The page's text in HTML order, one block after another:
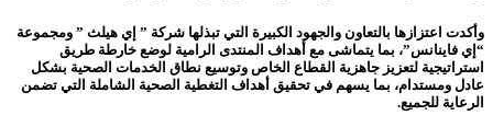
وأكدت اعتزازها بالتعاون والجهود الكبيرة التي تبذلها شركة ” إي هيلث ” ومجموعة
“إي فاينانس”، بما يتماشى مع أهداف المنتدى الرامية لوضع خارطة طريق
استراتيجية لتعزيز جاهزية القطاع الخاص وتوسيع نطاق الخدمات الصحية بشكل
عادل ومستدام، بما يسهم في تحقيق أهداف التغطية الصحية الشاملة التي تضمن
الرعاية للجميع.